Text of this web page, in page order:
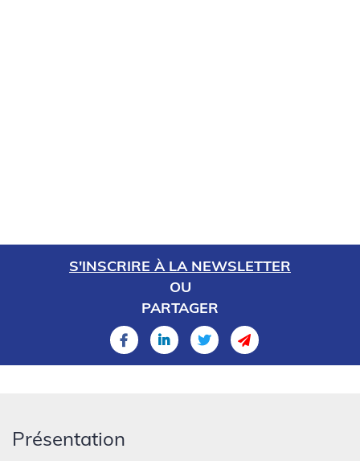
S'INSCRIRE À LA NEWSLETTER
OU
PARTAGER
Présentation